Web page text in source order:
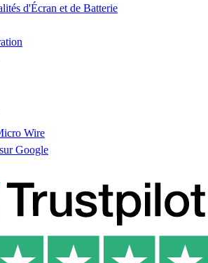
d'Écran et de Batterie
Wire
Google